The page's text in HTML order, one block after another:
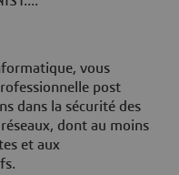
vous
post
dans la sécurité des
dont au moins
et aux